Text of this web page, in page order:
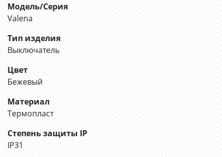
Модель/Серия
Valena
Тип изделия
Выключатель
Цвет
Бежевый
Материал
Термопласт
Степень защиты IP
IP31